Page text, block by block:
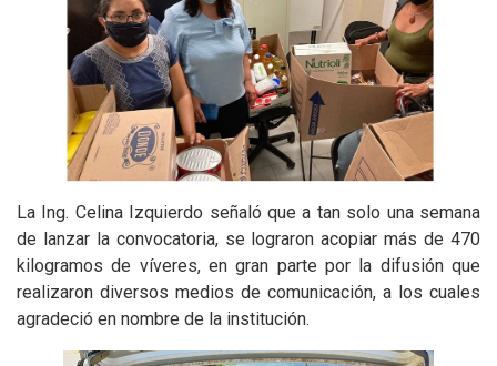
La Ing. Celina Izquierdo señaló que a tan solo una semana
de lanzar la convocatoria, se lograron acopiar más de 470
kilogramos de víveres, en gran parte por la difusión que
realizaron diversos medios de comunicación, a los cuales
agradeció en nombre de la institución.